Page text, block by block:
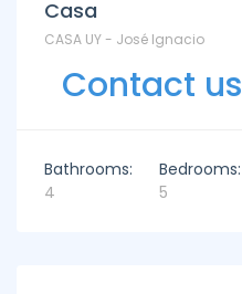
Casa
CASA UY - José Ignacio
Contact us
Bathrooms:
4
Bedrooms:
5